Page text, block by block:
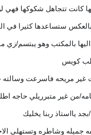
كانت تتجاهل شكوكها
ستساعدها كثيرا في
بالمكتب وهو يبتسم/
كويس
غير مريحه فاسرعت
من غير متبرريلي حاجه
يااستاذ ربنا يخليك
جميله وشاطره